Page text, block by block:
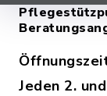
Jeden 2.